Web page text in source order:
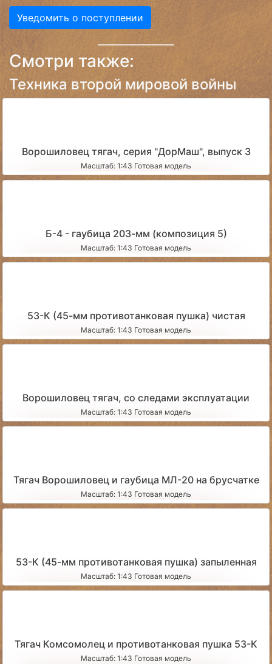
Уведомить о поступлении
Смотри также:
Техника второй мировой войны
Ворошиловец тягач, серия "ДорМаш", выпуск 3
Масштаб: 1:43 Готовая модель
Б-4 - гаубица 203-мм (композиция 5)
Масштаб: 1:43 Готовая модель
53-К (45-мм противотанковая пушка) чистая
Масштаб: 1:43 Готовая модель
Ворошиловец тягач, со следами эксплуатации
Масштаб: 1:43 Готовая модель
Тягач Ворошиловец и гаубица МЛ-20 на брусчатке
Масштаб: 1:43 Готовая модель
53-К (45-мм противотанковая пушка) запыленная
Масштаб: 1:43 Готовая модель
Тягач Комсомолец и противотанковая пушка 53-К
Масштаб: 1:43 Готовая модель